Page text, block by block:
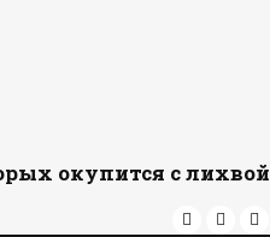
окупится с лихвой